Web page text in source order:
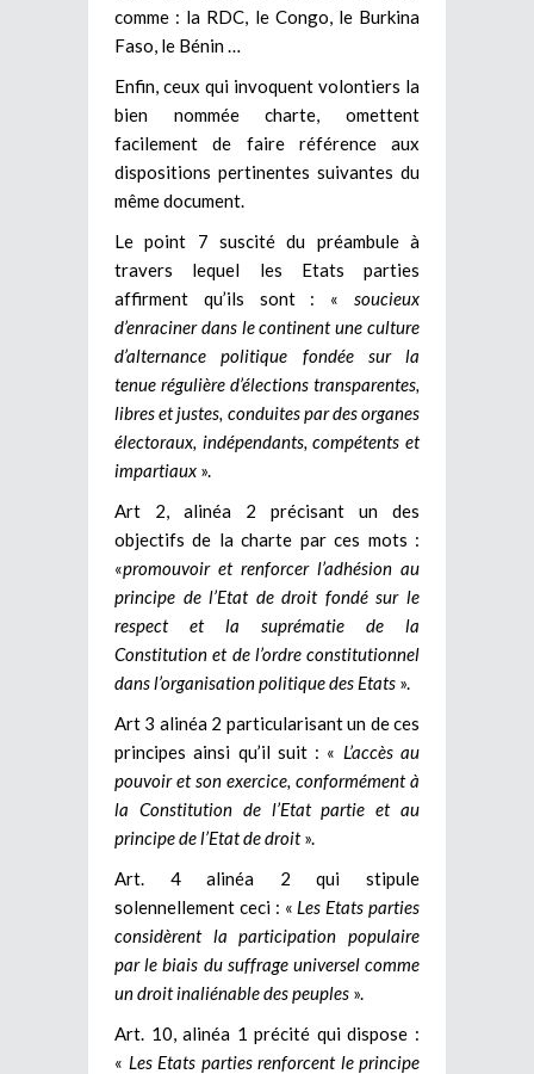
comme : la RDC, le Congo, le Burkina
Faso, le Bénin …
Enfin, ceux qui invoquent volontiers la
bien nommée charte, omettent
facilement de faire référence aux
dispositions pertinentes suivantes du
même document.
Le point 7 suscité du préambule à
travers lequel les Etats parties
affirment qu’ils sont : « soucieux
d’enraciner dans le continent une culture
d’alternance politique fondée sur la
tenue régulière d’élections transparentes,
libres et justes, conduites par des organes
électoraux, indépendants, compétents et
impartiaux ».
Art 2, alinéa 2 précisant un des
objectifs de la charte par ces mots :
«promouvoir et renforcer l’adhésion au
principe de l’Etat de droit fondé sur le
respect et la suprématie de la
Constitution et de l’ordre constitutionnel
dans l’organisation politique des Etats ».
Art 3 alinéa 2 particularisant un de ces
principes ainsi qu’il suit : « L’accès au
pouvoir et son exercice, conformément à
la Constitution de l’Etat partie et au
principe de l’Etat de droit».
Art. 4 alinéa 2 qui stipule
solennellement ceci : « Les Etats parties
considèrent la participation populaire
par le biais du suffrage universel comme
un droit inaliénable des peuples ».
Art. 10, alinéa 1 précité qui dispose :
« Les Etats parties renforcent le principe